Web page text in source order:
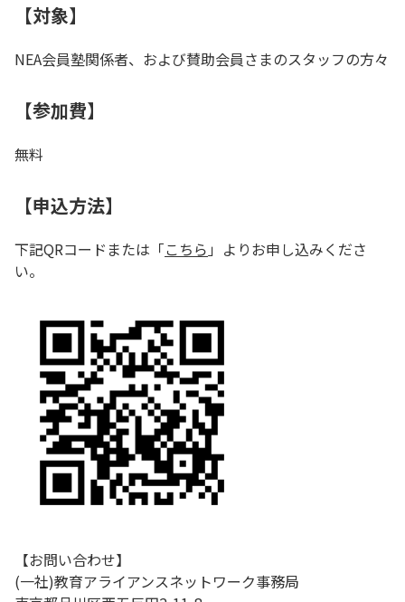
【対象】
NEA会員塾関係者、および賛助会員さまのスタッフの方々
【参加費】
無料
【申込方法】
下記QRコードまたは「こちら 」よりお申し込みくださ
い。
【お問い合わせ】
(一社)教育アライアンスネットワーク事務局